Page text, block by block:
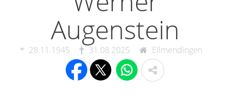
Augenstein
28.11.1945 31.08.2025 Ellmendingen